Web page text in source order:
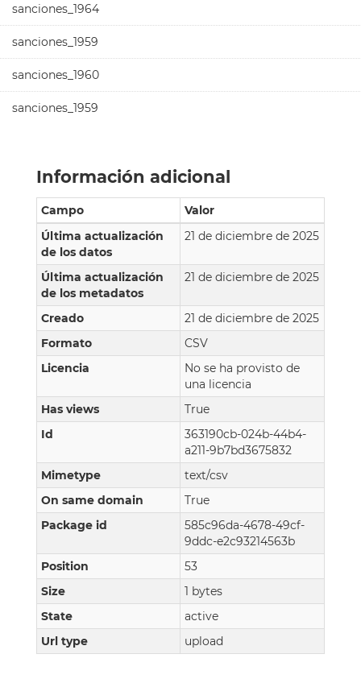
sanciones_1964
sanciones_1959
sanciones_1960
sanciones_1959
Información adicional
Campo
Valor
Última actualización
de los datos
21 de diciembre de 2025
Última actualización
de los metadatos
21 de diciembre de 2025
Creado
21 de diciembre de 2025
Formato
CSV
Licencia
No se ha provisto de
una licencia
Has views
True
Id
363190cb-024b-44b4-
a211-9b7bd3675832
Mimetype
text/csv
On same domain
True
Package id
585c96da-4678-49cf-
9ddc-e2c93214563b
Position
53
Size
1 bytes
State
active
Url type
upload